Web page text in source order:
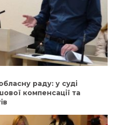
раду: у суді
компенсації та